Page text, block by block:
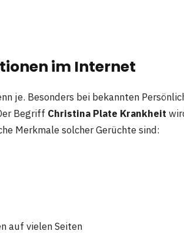
im Internet
je. Besonders bei bekannten
Begriff Christina Plate Krankheit
Merkmale solcher Gerüchte sind:
auf vielen Seiten